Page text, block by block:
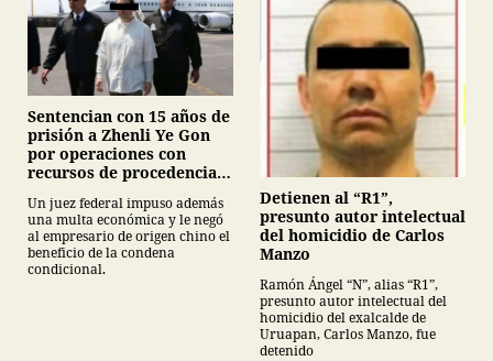
Sentencian con 15 años de
prisión a Zhenli Ye Gon
por operaciones con
recursos de procedencia
Un juez federal impuso además
una multa económica y le negó
al empresario de origen chino el
beneficio de la condena
condicional.
Detienen al “R1”,
presunto autor intelectual
del homicidio de Carlos
Manzo
Ramón Ángel “N”, alias “R1”,
presunto autor intelectual del
homicidio del exalcalde de
Uruapan, Carlos Manzo, fue
detenido